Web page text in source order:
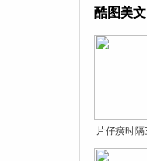
酷图美文
片仔癀时